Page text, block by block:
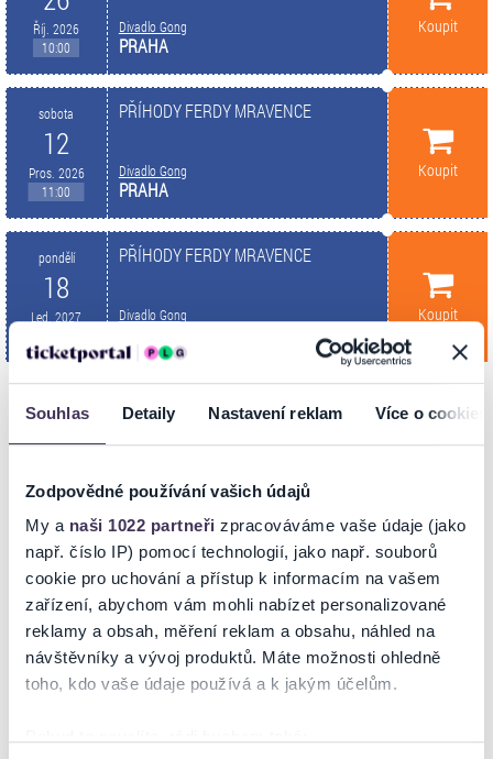
Souhlas Detaily Nastavení reklam Více o cookies
Zodpovědné používání vašich údajů
My a naši 1022 partneři zpracováváme vaše údaje (jako
např. číslo IP) pomocí technologií, jako např. souborů
cookie pro uchování a přístup k informacím na vašem
zařízení, abychom vám mohli nabízet personalizované
reklamy a obsah, měření reklam a obsahu, náhled na
návštěvníky a vývoj produktů. Máte možnosti ohledně
toho, kdo vaše údaje používá a k jakým účelům.
Říj. 2026
10:00
Divadlo Gong
PRAHA
Koupit
sobota
12
Pros. 2026
11:00
PŘÍHODY FERDY MRAVENCE
Divadlo Gong
PRAHA
Koupit
pondělí
18
Led. 2027
PŘÍHODY FERDY MRAVENCE
Divadlo Gong Koupit
INFORMACE O AKCI
PŘÍHODY FERDY MRAVENCE
Důvtipná dramatizace Pavla Krause zachovává nezaměnitelnou
Sekorovu poetiku a představuje dětem svět těch maličkých hmyzích
tvorečků, kteří naší pozornosti většinou unikají. Nechte se okouzlit
příhodami šikovného mravenčího chlapíka Ferdy, půvabné berušky,
velkohubého brouka Pytlíka a mnoha jejich dalších hmyzích
kumpánů.